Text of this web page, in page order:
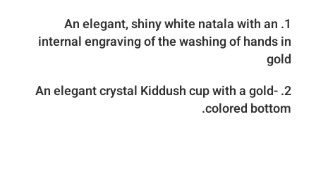
1. An elegant, shiny white natala with an
internal engraving of the washing of hands in
gold
2. An elegant crystal Kiddush cup with a gold-
colored bottom.